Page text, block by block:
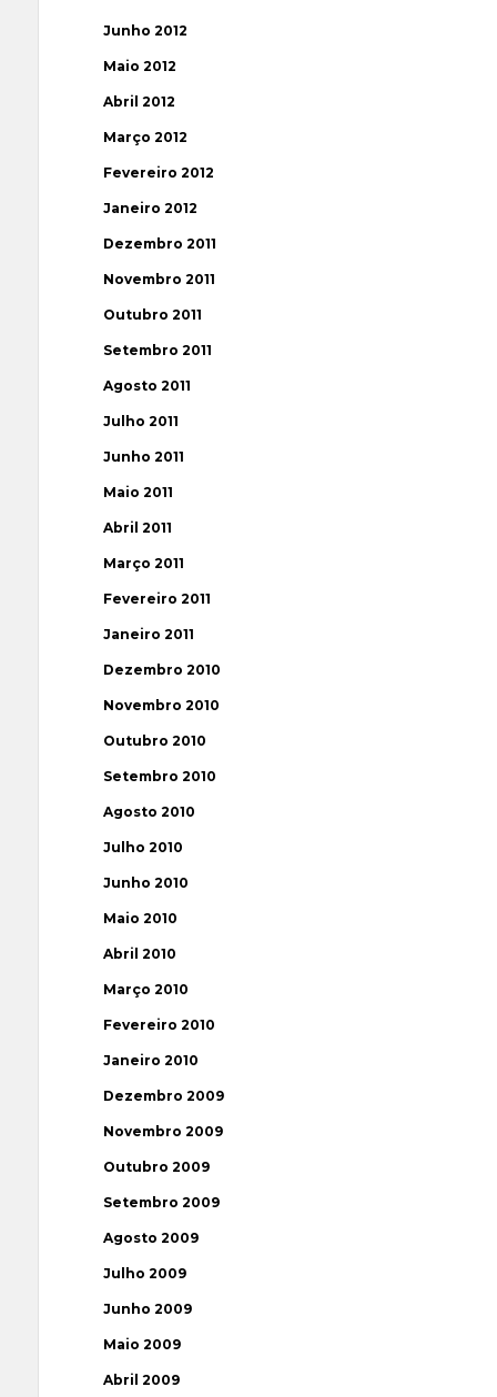
Junho 2012
Maio 2012
Abril 2012
Março 2012
Fevereiro 2012
Janeiro 2012
Dezembro 2011
Novembro 2011
Outubro 2011
Setembro 2011
Agosto 2011
Julho 2011
Junho 2011
Maio 2011
Abril 2011
Março 2011
Fevereiro 2011
Janeiro 2011
Dezembro 2010
Novembro 2010
Outubro 2010
Setembro 2010
Agosto 2010
Julho 2010
Junho 2010
Maio 2010
Abril 2010
Março 2010
Fevereiro 2010
Janeiro 2010
Dezembro 2009
Novembro 2009
Outubro 2009
Setembro 2009
Agosto 2009
Julho 2009
Junho 2009
Maio 2009
Abril 2009